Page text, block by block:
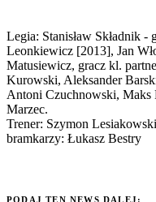
Legia: Stanisław Składnik
Leonkiewicz [2013], Jan
Matusiewicz, gracz kl.
Kurowski, Aleksander
Antoni Czuchnowski, Maks
Marzec.
Trener: Szymon
bramkarzy: Łukasz Bestry
PODAJ TEN NEWS DALEJ: